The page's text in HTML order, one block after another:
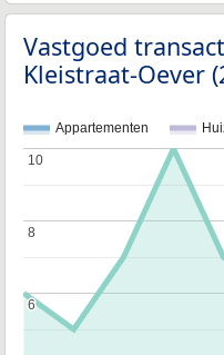
Vastgoed
Kleistraat-Oever
Appartementen
6
6
8
8
10
10